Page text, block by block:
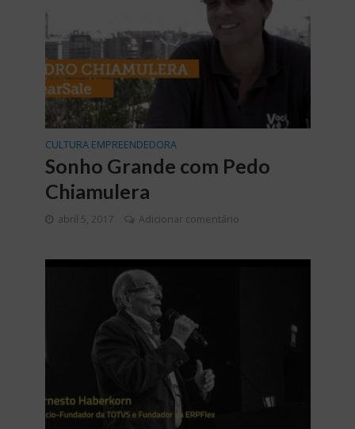
CULTURA EMPREENDEDORA
Sonho Grande com Pedo
Chiamulera
abril 5, 2017 Adicionar comentário